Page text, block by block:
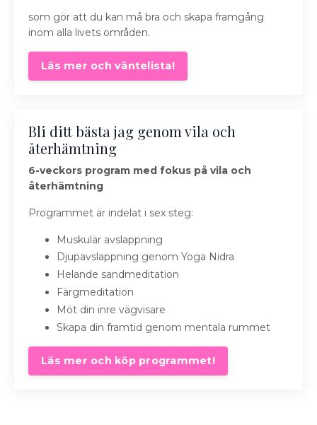
som gör att du kan må bra och skapa framgång
inom alla livets områden.
Läs mer och väntelista!
Bli ditt bästa jag genom vila och
återhämtning
6-veckors program med fokus på vila och
återhämtning
Programmet är indelat i sex steg:
Muskulär avslappning
Djupavslappning genom Yoga Nidra
Helande sandmeditation
Färgmeditation
Möt din inre vägvisare
Skapa din framtid genom mentala rummet
Läs mer och köp programmet!